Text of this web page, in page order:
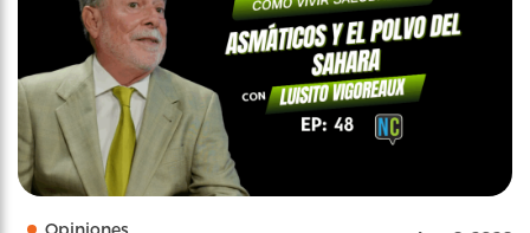
Opiniones